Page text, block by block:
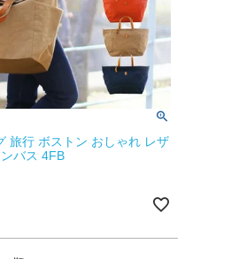
旅行 ボストン おしゃれ レザ
バス 4FB